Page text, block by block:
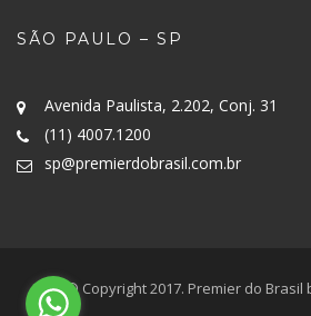
SÃO PAULO – SP
Avenida Paulista, 2.202, Conj. 31
(11) 4007.1200
sp@premierdobrasil.com.br
© Copyright 2017. Premier do Brasil